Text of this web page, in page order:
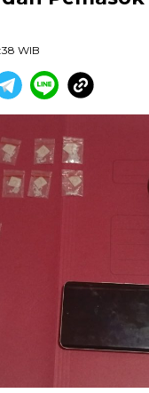
WIB